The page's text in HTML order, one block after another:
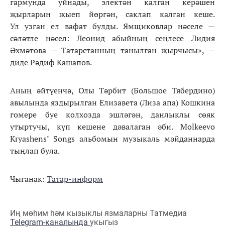
җырларын җыеп йөргән, саклап калган кеше.
Ул узган ел вафат булды. Ямщиковлар нәселе —
сәләтле нәсел: Леонид абыйның сеңлесе Лидия
Әхмәтова — Татарстанның танылган җырчысы», —
диде Рәдиф Кашапов.
Аның әйтүенчә, Олы Тәрбит (Большое Тябердино)
авылында яздырылган Елизавета (Лиза апа) Кошкина
гомере буе колхозда эшләгән, данлыклы сөяк
утыртучы, күп кешене дәвалаган әби. Molkeevo
Kryashens’ Songs альбомын музыкаль мәйданнарда
тыңлап була.
Чыганак: Татар-информ
Иң мөһим һәм кызыклы язмаларны Татмедиа
Telegram-каналында укыгыз